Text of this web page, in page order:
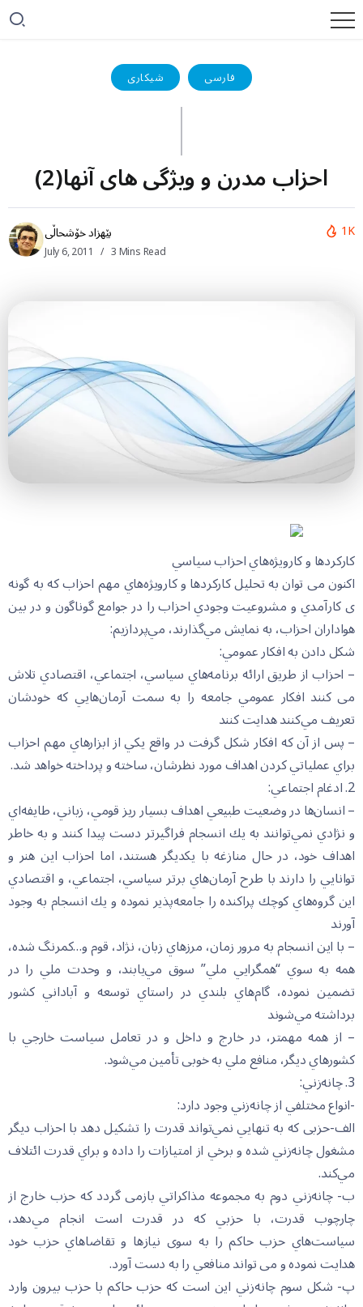
شیکاری فارسی
احزاب مدرن و ویژگی های آنها(2)
بێهزاد خۆشحاڵی
July 6, 2011 3 Mins Read
1K
كاركردها و كارويژه‌‌هاي احزاب سياسي
اکنون می توان به تحليل كاركردها و كارويژه‌هاي مهم احزاب كه به گونه
ی كارآمدي و مشروعيت وجودي احزاب را در جوامع گوناگون و در بين
هواداران احزاب، به نمايش مي‌گذارند، مي‌پردازيم:
شكل دادن به افكار عمومي:
– احزاب از طريق ارائه برنامه‌هاي سياسي، اجتماعي، اقتصادي تلاش
می کنند افكار عمومي جامعه را به سمت آرمان‌هايي كه خودشان
تعريف مي‌كنند هدایت کنند
– پس از آن كه افكار شكل گرفت در واقع يكي از ابزارهاي مهم احزاب
براي عملياتي كردن اهداف مورد نظرشان، ساخته و پرداخته خواهد شد.
2. ادغام اجتماعي:
– انسان‌ها در وضعيت طبيعي اهداف بسيار ريز قومي، زباني، طايفه‌اي
و نژادي نمي‌توانند به يك انسجام فراگير‌تر دست پيدا كنند و به خاطر
اهداف خود، در حال منازغه با یکدیگر هستند، اما احزاب اين هنر و
توانايي را دارند با طرح آرمان‌هاي برتر سياسي، اجتماعي، و اقتصادي
اين گروه‌هاي كوچك پراكنده را جامعه‌پذير نموده و يك انسجام به وجود
آورند
– با اين انسجام به مرور زمان، مرزهاي زبان، نژاد، قوم و…كمرنگ شده،
همه به سوي “همگرايي ملي” سوق مي‌يابند، و وحدت ملي را در
تضمين نموده، گام‌هاي بلندي در راستاي توسعه و آباداني كشور
برداشته مي‌شوند
– از همه مهمتر، در خارج و داخل و در تعامل سياست خارجي با
كشورهاي ديگر، منافع ملي به خوبی تأمين مي‌شود.
3. چانه‌زني:
-انواع مختلفي از چانه‌زني وجود دارد:
الف-حزبی که به تنهايي نمي‌تواند قدرت را تشكيل دهد با احزاب ديگر
مشغول چانه‌زني شده و برخي از امتيازات را داده و براي قدرت ائتلاف
مي‌كند.
ب- چانه‌زني دوم به مجموعه مذاكراتي بازمی گردد كه حزب خارج از
چارچوب قدرت، با حزبي كه در قدرت است انجام مي‌دهد،
سياست‌هاي حزب حاكم را به سوی نياز‌ها و تقاضا‌هاي حزب خود
هدایت نموده و می تواند منافعي را به دست آورد.
پ- شكل سوم چانه‌زني اين است كه حزب حاكم با حزب بيرون وارد